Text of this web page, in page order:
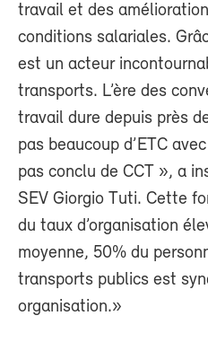
travail et des
conditions salariales.
est un acteur
transports. L’ère des
travail dure depuis près
pas beaucoup d’ETC
pas conclu de CCT », a
SEV Giorgio Tuti. Cette
du taux d’organisation
moyenne, 50% du
transports publics est
organisation.»